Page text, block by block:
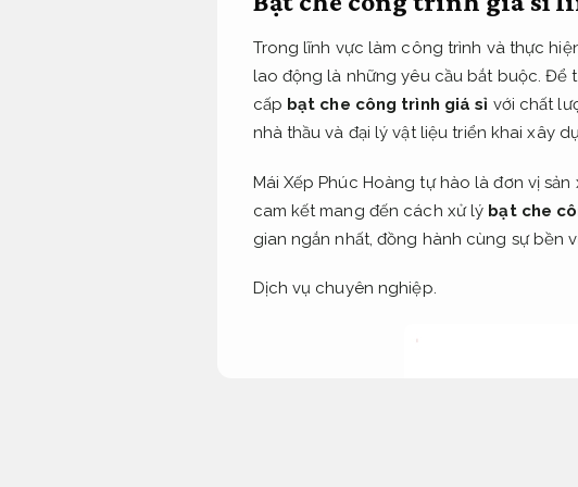
Trong lĩnh vực làm công trình và thực
lao động là những yêu cầu bắt buộc. Để
cấp bạt che công trình giá sỉ với chất
nhà thầu và đại lý vật liệu triển khai xây
Mái Xếp Phúc Hoàng tự hào là đơn vị
cam kết mang đến cách xử lý bạt che
gian ngắn nhất, đồng hành cùng sự bền
Dịch vụ chuyên nghiệp.